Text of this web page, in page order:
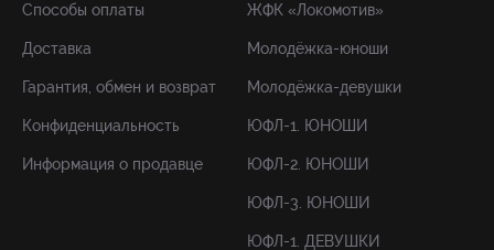
Способы оплаты
Доставка
Гарантия, обмен и возврат
Конфиденциальность
Информация о продавце
ЖФК «Локомотив»
Молодёжка-юноши
Молодёжка-девушки
ЮФЛ-1. ЮНОШИ
ЮФЛ-2. ЮНОШИ
ЮФЛ-3. ЮНОШИ
ЮФЛ-1. ДЕВУШКИ